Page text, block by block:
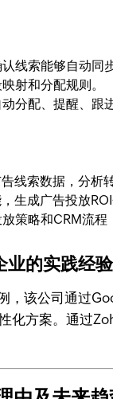
线索能够自动同
射和分配规则。
分配、提醒、跟
线索数据，分析
生成广告投放ROI
策略和CRM流程
业的实践经验
，该公司通过
化方案。通过